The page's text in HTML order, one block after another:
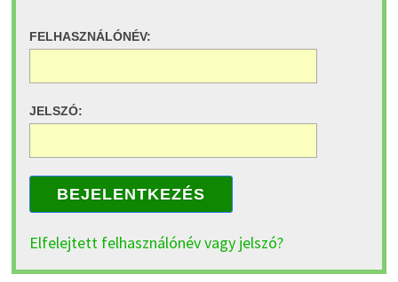
FELHASZNÁLÓNÉV:
JELSZÓ:
BEJELENTKEZÉS
Elfelejtett felhasználónév vagy jelszó?